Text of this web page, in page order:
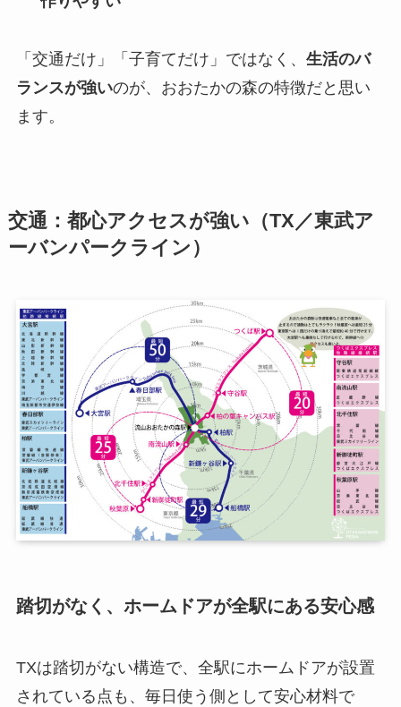
「交通だけ」「子育てだけ」ではなく、 生活のバ
ランスが強いのが、おおたかの森の特徴だと思い
ます。
交通：都心アクセスが強い（TX／東武ア
ーバンパークライン）
踏切がなく、ホームドアが全駅にある安心感
TXは踏切がない構造で、全駅にホームドアが設置
されている点も、毎日使う側として安心材料で